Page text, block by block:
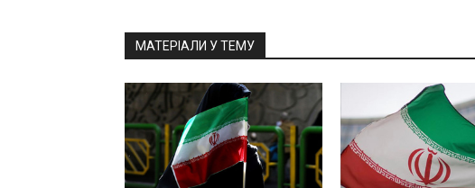
МАТЕРІАЛИ У ТЕМУ